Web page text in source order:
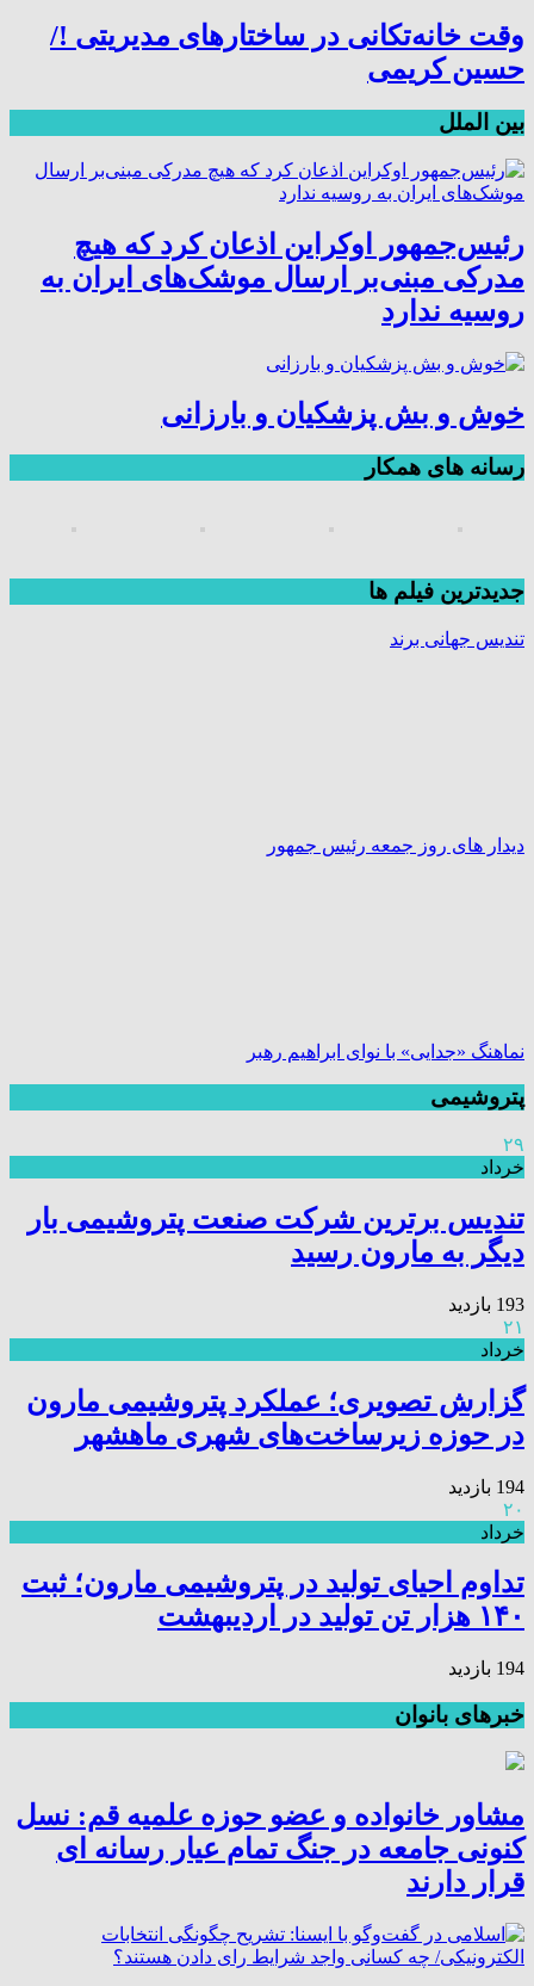
وقت خانه‌تکانی در ساختارهای مدیریتی !/
حسین کریمی
بین الملل
رئیس‌جمهور اوکراین اذعان کرد که هیچ
مدرکی مبنی‌بر ارسال موشک‌های ایران به
روسیه ندارد
خوش و بش پزشکیان و بارزانی
رسانه های همکار
جديدترين فیلم ها
تندیس جهانی برند
دیدار های روز جمعه رئیس جمهور
نماهنگ «جدایی» با نوای ابراهیم رهبر
پتروشیمی
۲۹
خرداد
تندیس برترین شرکت صنعت پتروشیمی بار
دیگر به مارون رسید
193 بازدید
۲۱
خرداد
گزارش تصویری؛ عملکرد پتروشیمی مارون
در حوزه زیرساخت‌های شهری ماهشهر
194 بازدید
۲۰
خرداد
تداوم احیای تولید در پتروشیمی مارون؛ ثبت
۱۴۰ هزار تن تولید در اردیبهشت
194 بازدید
خبرهای بانوان
مشاور خانواده و عضو حوزه علمیه قم: نسل
کنونی جامعه در جنگ تمام عیار رسانه ای
قرار دارند